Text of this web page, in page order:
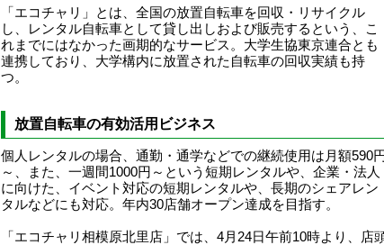
「エコチャリ」とは、全国の放置自転車を回収・リサイクル
し、レンタル自転車として貸し出しおよび販売するという、こ
れまでにはなかった画期的なサービス。大学生協東京連合とも
連携しており、大学構内に放置された自転車の回収実績も持
つ。
放置自転車の有効活用ビジネス
個人レンタルの場合、通勤・通学などでの継続使用は月額590円
～、また、一週間1000円～という短期レンタルや、企業・法人
に向けた、イベント対応の短期レンタルや、長期のシェアレン
タルなどにも対応。年内30店舗オープン達成を目指す。
「エコチャリ相模原北里店」では、4月24日午前10時より、店